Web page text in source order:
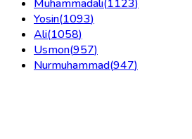
Muhammadali(1123)
Yosin(1093)
Ali(1058)
Usmon(957)
Nurmuhammad(947)